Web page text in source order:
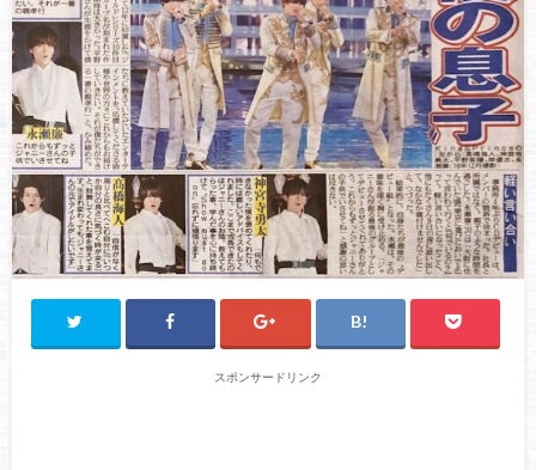
スポンサードリンク